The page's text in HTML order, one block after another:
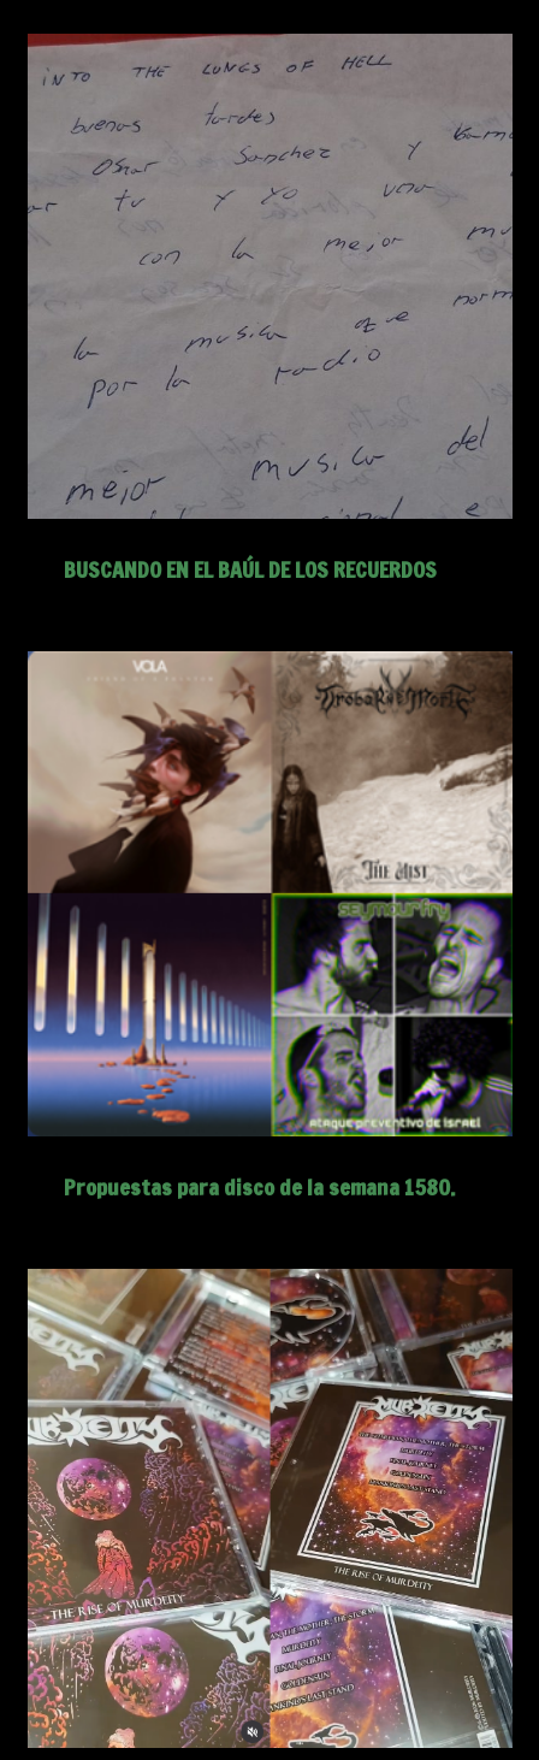
BUSCANDO EN EL BAÚL DE LOS RECUERDOS
Propuestas para disco de la semana 1580.